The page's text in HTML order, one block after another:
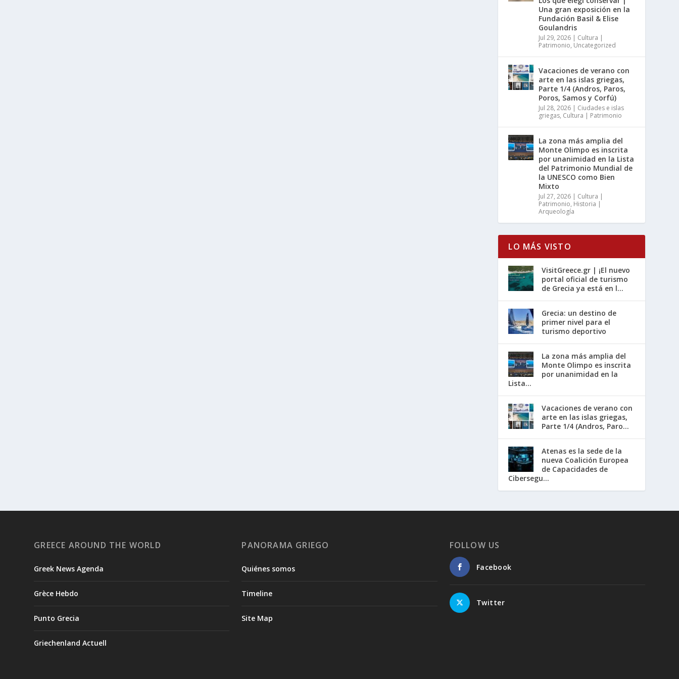
Una gran exposición en la
Fundación Basil & Elise
Goulandris
Jul 29, 2026 | Cultura |
Patrimonio, Uncategorized
Vacaciones de verano con
arte en las islas griegas,
Parte 1/4 (Andros, Paros,
Poros, Samos y Corfú)
Jul 28, 2026 | Ciudades e islas
griegas, Cultura | Patrimonio
La zona más amplia del
Monte Olimpo es inscrita
por unanimidad en la Lista
del Patrimonio Mundial de
la UNESCO como Bien
Mixto
Jul 27, 2026 | Cultura |
Patrimonio, Historia |
Arqueología
LO MÁS VISTO
VisitGreece.gr | ¡El nuevo
portal oficial de turismo
de Grecia ya está en l...
Grecia: un destino de
primer nivel para el
turismo deportivo
La zona más amplia del
Monte Olimpo es inscrita
por unanimidad en la
Lista...
Vacaciones de verano con
arte en las islas griegas,
Parte 1/4 (Andros, Paro...
Atenas es la sede de la
nueva Coalición Europea
de Capacidades de
Cibersegu...
GREECE AROUND THE WORLD
Greek News Agenda
Grèce Hebdo
Punto Grecia
Griechenland Actuell
PANORAMA GRIEGO
Quiénes somos
Timeline
Site Map
FOLLOW US
Facebook
Twitter